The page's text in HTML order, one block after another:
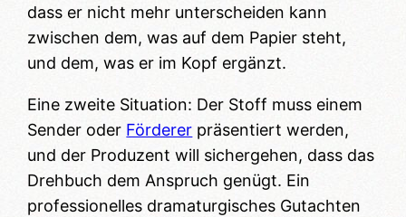
dass er nicht mehr unterscheiden kann
zwischen dem, was auf dem Papier steht,
und dem, was er im Kopf ergänzt.
Eine zweite Situation: Der Stoff muss einem
Sender oder Förderer präsentiert werden,
und der Produzent will sichergehen, dass das
Drehbuch dem Anspruch genügt. Ein
professionelles dramaturgisches Gutachten